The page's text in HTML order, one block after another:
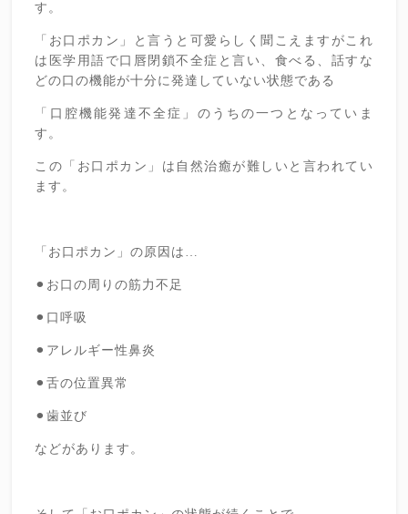
す。
「お口ポカン」と言うと可愛らしく聞こえますがこれ
は医学用語で口唇閉鎖不全症と言い、食べる、話すな
どの口の機能が十分に発達していない状態である
「口腔機能発達不全症」のうちの一つとなっていま
す。
この「お口ポカン」は自然治癒が難しいと言われてい
ます。
「お口ポカン」の原因は…
⚫︎お口の周りの筋力不足
⚫︎口呼吸
⚫︎アレルギー性鼻炎
⚫︎舌の位置異常
⚫︎歯並び
などがあります。